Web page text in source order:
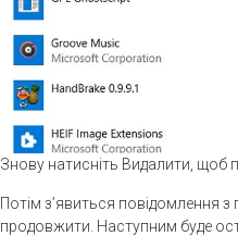
Знову натисніть Видалити, щоб
Потім з’явиться повідомлення
продовжити. Наступним буде